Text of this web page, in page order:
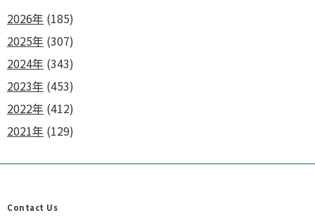
2026年 (185)
2025年 (307)
2024年 (343)
2023年 (453)
2022年 (412)
2021年 (129)
Contact Us